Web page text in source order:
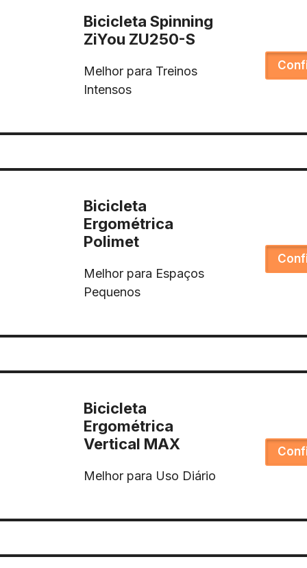
Bicicleta Spinning
ZiYou ZU250-S
Melhor para Treinos
Intensos
Bicicleta
Ergométrica
Polimet
Melhor para Espaços
Pequenos
Bicicleta
Ergométrica
Vertical MAX
Melhor para Uso Diário